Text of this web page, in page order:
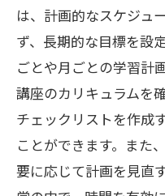
リンパマッサ
る方法
学ぶべきリン
講座選びの際
リンパマッサ
パス
時間と場所を選
は、計画的なスケジュ
ず、長期的な目標を設
ごとや月ごとの学習計
講座のカリキュラムを
チェックリストを作成
ことができます。また
要に応じて計画を見直